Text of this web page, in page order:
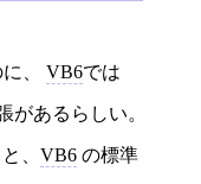
、 VB6では
があるらしい。
、 VB6 の標準